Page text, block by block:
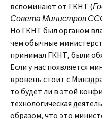
вспоминают от ГКНТ (
Совета Министров
Но ГКНТ был органом
чем обычные
принимал ГКНТ, были
Если у нас появляется
вровень стоит с
то будет ли в этой
технологическая
образом, что это